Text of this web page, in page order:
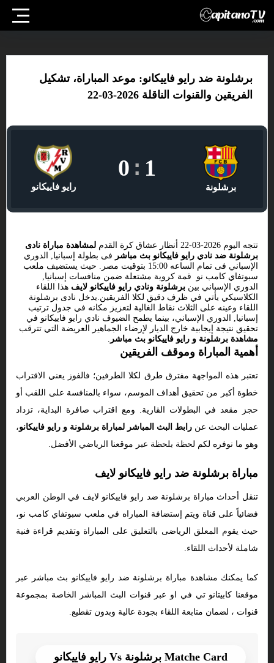
برشلونة ضد رايو فاييكانو: موعد المباراة، تشكيل
الفريقين والقنوات الناقلة 2026-03-22
برشلونة
1
:
0
رايو فاييكانو
تتجه اليوم 2026-03-22 أنظار عشاق كرة القدم
لمشاهدة مباراة نادى
برشلونة ضد نادي رايو فاييكانو بث مباشر فى بطولة إسبانيا, الدوري
الإسباني فى تمام الساعه 15:00 بتوقيت مصر. حيث يستضيف ملعب
سبوتفاي كامب نو قمة كروية مشتعلة ضمن منافسات إسبانيا,
الدوري الإسباني بين برشلونة ونادي رايو فاييكانو لايف هذا اللقاء
الكلاسيكي يأتي في ظرف دقيق لكلا الفريقين.يدخل نادى برشلونة
اللقاء وعينه على الثلاث نقاط الغالية لتعزيز مكانه في جدول ترتيب
إسبانيا, الدوري الإسباني، بينما يطمح الضيوف نادي رايو فاييكانو في
تحقيق نتيجة إيجابية خارج الديار لإرضاء الجماهير العريضة التي تترقب
مشاهدة برشلونة و رايو فاييكانو بث مباشر
أهمية المباراة وموقف الفريقين
تعتبر هذه المواجهة مفترق طرق لكلا الطرفين؛ فالفوز يعني الاقتراب
خطوة أكبر من تحقيق أهداف الموسم، سواء بالمنافسة على اللقب أو
حجز مقعد في البطولات القارية. ومع اقتراب صافرة البداية، تزداد
عمليات البحث عن رابط البث المباشر لمباراة برشلونة و رايو فاييكانو،
وهو ما نوفره لكم لحظة بلحظة عبر موقعنا الرياضي الأفضل.
مباراة برشلونة ضد رايو فاييكانو لايف
تنقل أحداث مباراة برشلونة ضد رايو فاييكانو لايف في الوطن العربي
فضائياً على قناة ويتم إستضافة المباراه في ملعب سبوتفاي كامب نو،
حيث يقوم المعلق الرياضى بالتعليق على المباراة وتقديم قراءة فنية
شاملة لأحداث اللقاء.
كما يمكنك مشاهدة مباراة برشلونة ضد رايو فاييكانو بث مباشر عبر
موقعنا كابيتانو تي في او عبر قنوات البث المباشر الخاصة بمجموعة
قنوات ، لضمان متابعة اللقاء بجودة عالية وبدون تقطيع.
Matche Card برشلونة Vs رايو فاييكانو